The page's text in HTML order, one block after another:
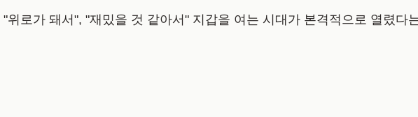
로가 돼서", "재밌을 것 같아서" 지갑을 여는 시대가 본격적으로 열렸다